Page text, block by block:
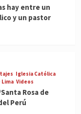
hay entre un
y un pastor
Iglesia Católica
Lima Videos
Rosa de
Perú